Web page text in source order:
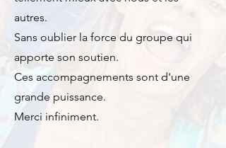
autres.
Sans oublier la force du groupe qui
apporte son soutien.
Ces accompagnements sont d'une
grande puissance.
Merci infiniment.